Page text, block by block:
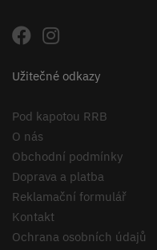
Užitečné odkazy
Pod kapotou RRB
O nás
Obchodní podmínky
Doprava a platba
Reklamační formulář
Kontakt
Ochrana osobních údajů